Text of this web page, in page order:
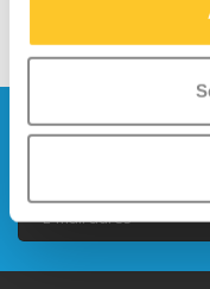
Blijf op de